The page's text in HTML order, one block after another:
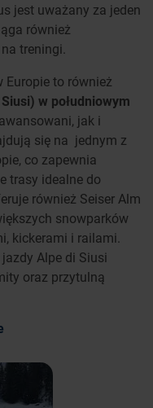
jest uważany za jeden
również
treningi.
Europie to również
w południowym
jak i
się na jednym z
co zapewnia
trasy idealne do
również Seiser Alm
snowparków
kickerami i railami.
Alpe di Siusi
oraz przytulną